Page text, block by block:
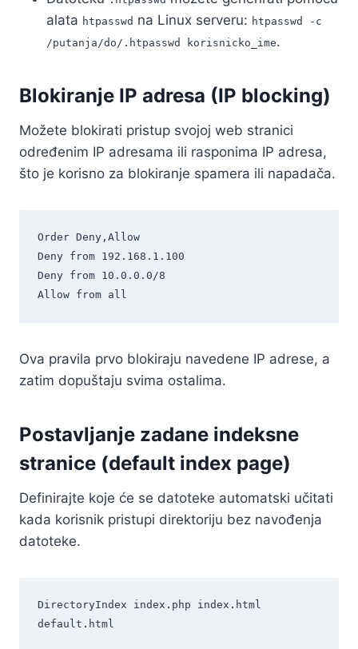
alata htpasswd na Linux serveru: htpasswd -c
/putanja/do/.htpasswd korisnicko_ime.
Blokiranje IP adresa (IP blocking)
Možete blokirati pristup svojoj web stranici
određenim IP adresama ili rasponima IP adresa,
što je korisno za blokiranje spamera ili napadača.
Order Deny,Allow
Deny from 192.168.1.100
Deny from 10.0.0.0/8
Ova pravila prvo blokiraju navedene IP adrese, a
zatim dopuštaju svima ostalima.
Postavljanje zadane indeksne
stranice (default index page)
Definirajte koje će se datoteke automatski učitati
kada korisnik pristupi direktoriju bez navođenja
datoteke.
DirectoryIndex index.php index.html